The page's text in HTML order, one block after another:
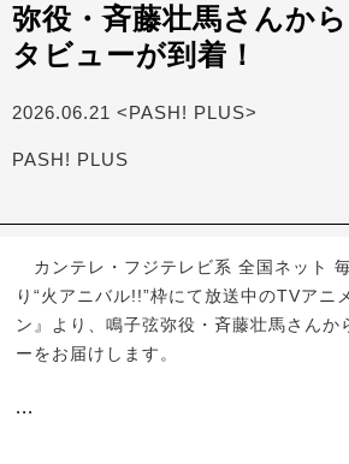
弥役・斉藤壮馬さんか
タビューが到着！
2026.06.21 <PASH! PLUS>
PASH! PLUS
カンテレ・フジテレビ系 全国ネット
り“火アニバル!!”枠にて放送中のTVアニ
ン』より、鳴子弦弥役・斉藤壮馬さんか
ーをお届けします。
...